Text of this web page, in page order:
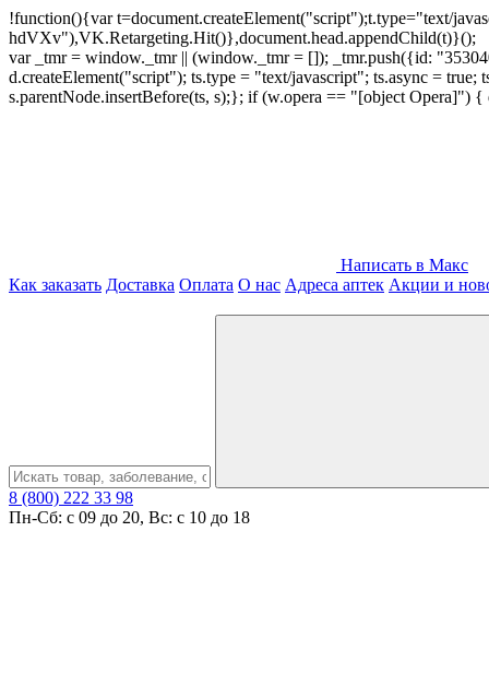
!function(){var t=document.createElement("script");t.type="text/
hdVXv"),VK.Retargeting.Hit()},document.head.appendChild(t)}();
var _tmr = window._tmr || (window._tmr = []); _tmr.push({id:
d.createElement("script"); ts.type = "text/javascript"; ts.async =
s.parentNode.insertBefore(ts, s);}; if (w.opera == "[object
Написать в Макс
Как заказать Доставка Оплата О нас Адреса аптек Акции и
8 (800) 222 33 98
Пн-Сб: с 09 до 20, Вс: с 10 до 18